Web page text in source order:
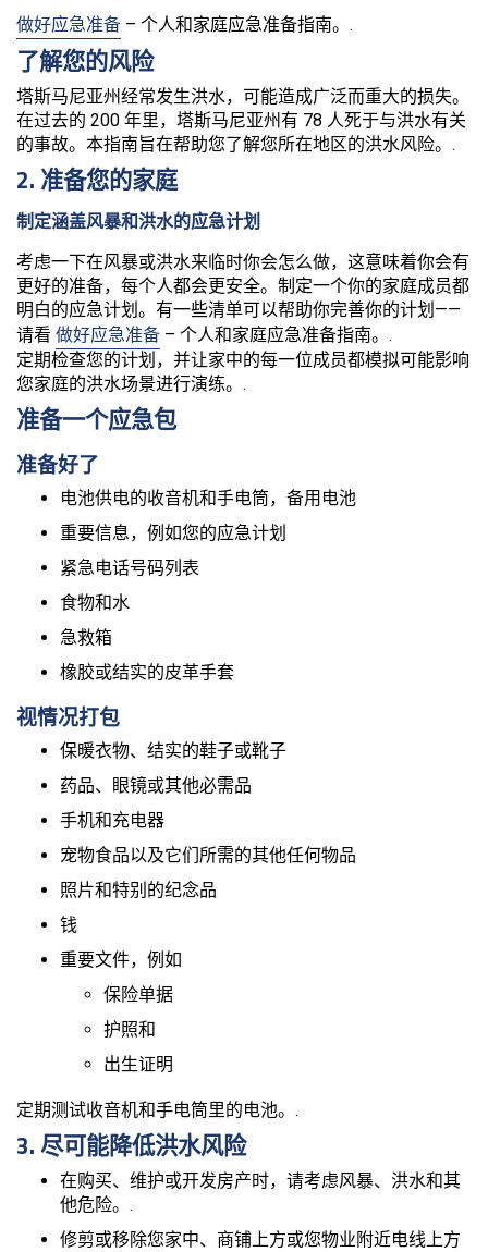
做好应急准备 – 个人和家庭应急准备指南。.
了解您的风险
塔斯马尼亚州经常发生洪水，可能造成广泛而重大的损失。
在过去的 200 年里，塔斯马尼亚州有 78 人死于与洪水有关
的事故。本指南旨在帮助您了解您所在地区的洪水风险。.
2. 准备您的家庭
制定涵盖风暴和洪水的应急计划
考虑一下在风暴或洪水来临时你会怎么做，这意味着你会有
更好的准备，每个人都会更安全。制定一个你的家庭成员都
明白的应急计划。有一些清单可以帮助你完善你的计划——
请看 做好应急准备 – 个人和家庭应急准备指南。.
定期检查您的计划，并让家中的每一位成员都模拟可能影响
您家庭的洪水场景进行演练。.
准备一个应急包
准备好了
电池供电的收音机和手电筒，备用电池
重要信息，例如您的应急计划
紧急电话号码列表
食物和水
急救箱
橡胶或结实的皮革手套
视情况打包
保暖衣物、结实的鞋子或靴子
药品、眼镜或其他必需品
手机和充电器
宠物食品以及它们所需的其他任何物品
照片和特别的纪念品
钱
重要文件，例如
保险单据
护照和
出生证明
定期测试收音机和手电筒里的电池。.
3. 尽可能降低洪水风险
在购买、维护或开发房产时，请考虑风暴、洪水和其
他危险。.
修剪或移除您家中、商铺上方或您物业附近电线上方